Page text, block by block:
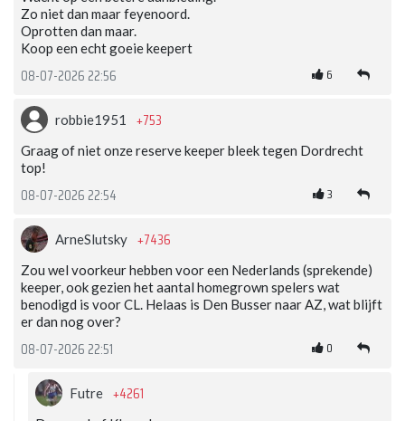
Zo niet dan maar feyenoord.
Oprotten dan maar.
Koop een echt goeie keepert
08-07-2026 22:56 6
robbie1951 +753
Graag of niet onze reserve keeper bleek tegen Dordrecht
top!
08-07-2026 22:54 3
ArneSlutsky +7436
Zou wel voorkeur hebben voor een Nederlands (sprekende)
keeper, ook gezien het aantal homegrown spelers wat
benodigd is voor CL. Helaas is Den Busser naar AZ, wat blijft
er dan nog over?
08-07-2026 22:51 0
Futre +4261